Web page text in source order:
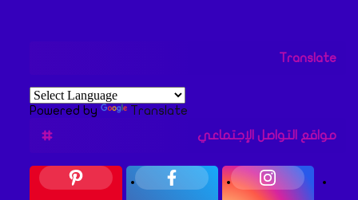
Translate
Powered by
Translate
مواقع التواصل الإجتماعي